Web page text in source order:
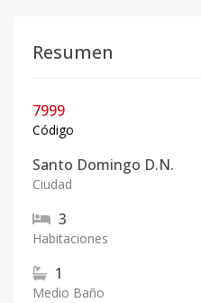
Resumen
7999
Código
Santo Domingo D.N.
Ciudad
3
Habitaciones
1
Medio Baño